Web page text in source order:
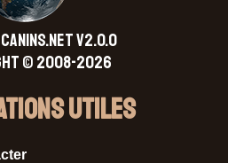
V2.0.0
© 2008-2026
Utiles